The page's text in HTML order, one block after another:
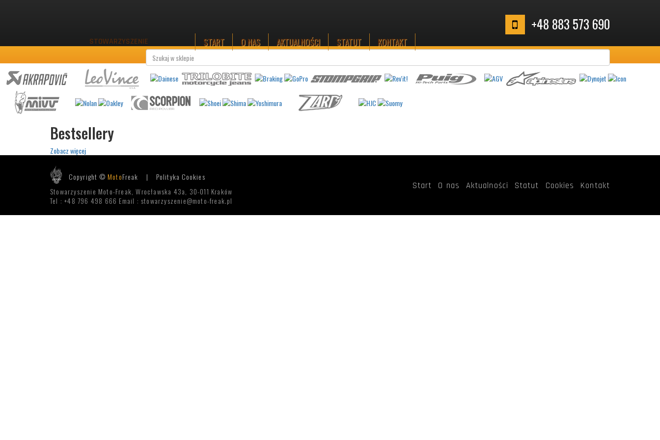
+48 883 573 690
STOWARZYSZENIE START O NAS AKTUALNOŚCI STATUT KONTAKT
Bestsellery
Zobacz więcej
Copyright ©MotoFreak | Polityka Cookies
Stowarzyszenie Moto-Freak, Wrocławska 43a, 30-011 Kraków
Tel : +48 796 498 666 Email : stowarzyszenie@moto-freak.pl
Start O nas Aktualności Statut Cookies Kontakt